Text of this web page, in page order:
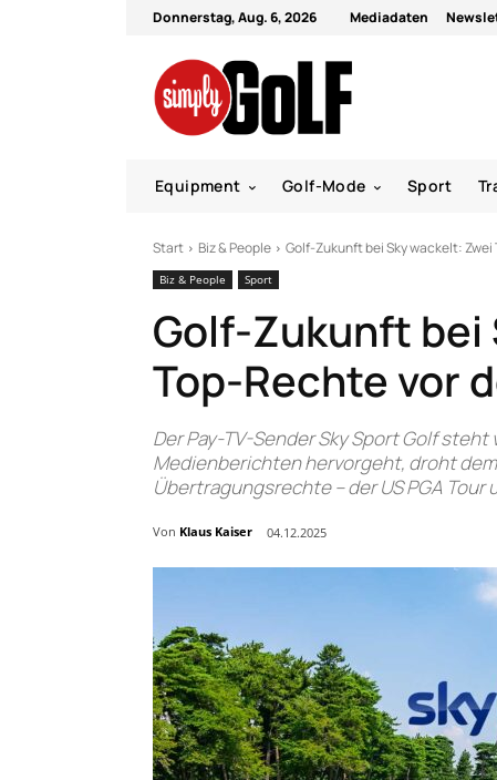
Donnerstag, Aug. 6, 2026 Mediadaten
Equipment Golf-Mode Sport
Start Biz & People Golf-Zukunft bei Sky wackelt:
Biz & People Sport
Golf-Zukunft bei
Top-Rechte vor
Der Pay-TV-Sender Sky Sport Golf
Medienberichten hervorgeht, droht
Übertragungsrechte – der US PGA Tour
Von Klaus Kaiser 04.12.2025